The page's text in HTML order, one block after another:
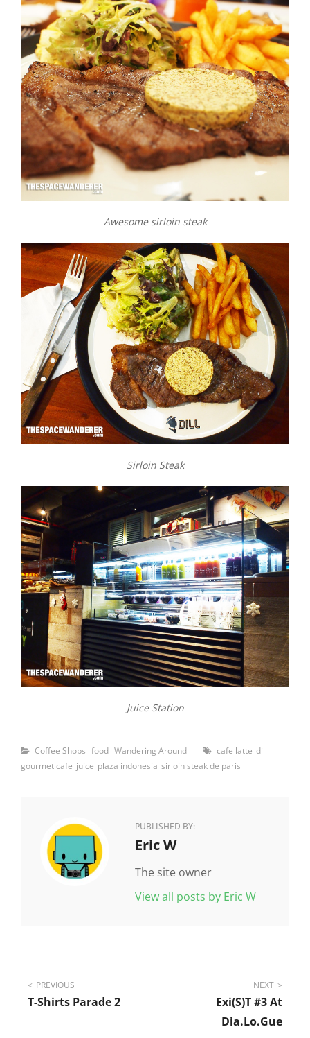
Awesome sirloin steak
Sirloin Steak
Juice Station
Categories
Coffee Shops food Wandering Around Tags
cafe latte dill
gourmet cafe juice plaza indonesia sirloin steak de paris
PUBLISHED BY:
Author:
Eric W
The site owner
View all posts by Eric W
Post
PREVIOUS
T-Shirts Parade 2
NEXT
Exi(s)t #3 At
Dia.Lo.Gue